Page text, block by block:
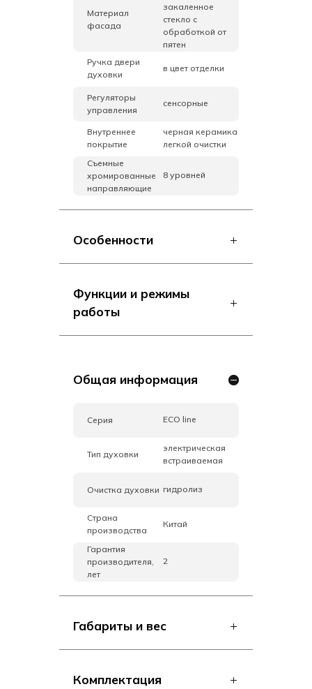
Материал
фасада
закаленное
стекло с
обработкой от
пятен
Ручка двери
духовки
в цвет отделки
Регуляторы
управления
сенсорные
Внутреннее
покрытие
черная керамика
легкой очистки
Съемные
хромированные
направляющие
8 уровней
Особенности
Функции и режимы
работы
Общая информация
Серия ECO line
Тип духовки
электрическая
встраиваемая
Очистка духовки гидролиз
Страна
производства
Китай
Гарантия
производителя,
лет
2
Габариты и вес
Комплектация